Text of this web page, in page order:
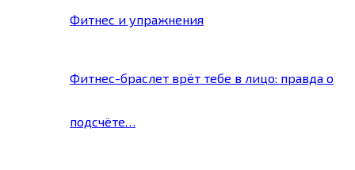
Фитнес и упражнения
Фитнес-браслет врёт тебе в лицо: правда о
подсчёте…